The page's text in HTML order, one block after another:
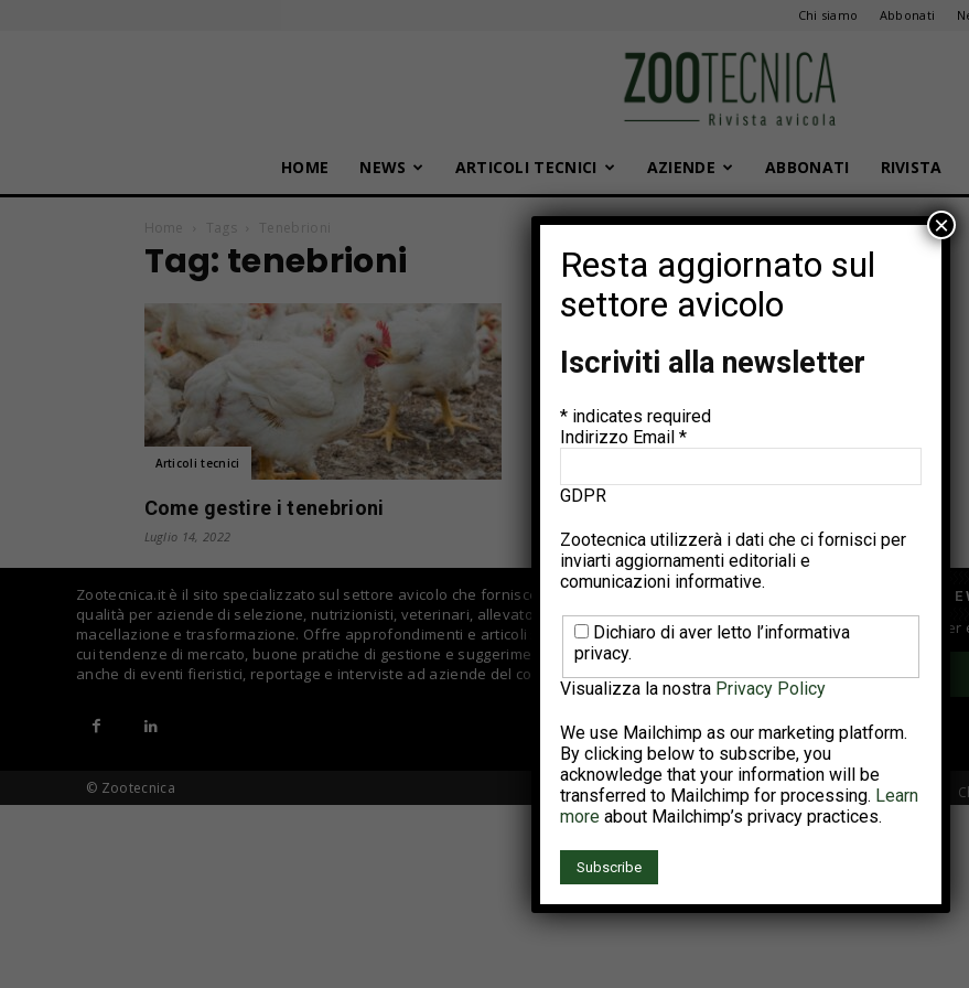
Chi siamo Abbonati
HOME NEWS ARTICOLI TECNICI AZIENDE ABBONATI RIVISTA
Home Tags Tenebrioni
Tag: tenebrioni
Articoli tecnici
Come gestire i tenebrioni
Luglio 14, 2022
Zootecnica.it è il sito specializzato sul settore avicolo che fornisce informazioni di
qualità per aziende di selezione, nutrizionisti, veterinari, allevatori e centri di
macellazione e trasformazione. Offre approfondimenti e articoli su vari argomenti fra
cui tendenze di mercato, buone pratiche di gestione e suggerimenti tecnici; si occupa
anche di eventi fieristici, reportage e interviste ad aziende del comparto.
ISCRIVITI ALLA
Iscriviti alla newsletter per
© Zootecnica
Resta aggiornato sul
settore avicolo
Iscriviti alla newsletter
* indicates required
Indirizzo Email *
GDPR
Zootecnica utilizzerà i dati che ci fornisci per
inviarti aggiornamenti editoriali e
comunicazioni informative.
Dichiaro di aver letto l’informativa
privacy.
Visualizza la nostra Privacy Policy
We use Mailchimp as our marketing platform.
By clicking below to subscribe, you
acknowledge that your information will be
transferred to Mailchimp for processing. Learn
more about Mailchimp’s privacy practices.
×